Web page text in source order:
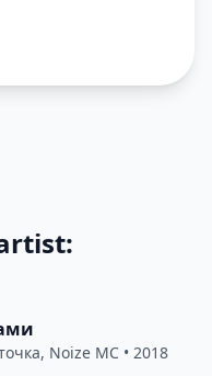
, Noize MC • 2018